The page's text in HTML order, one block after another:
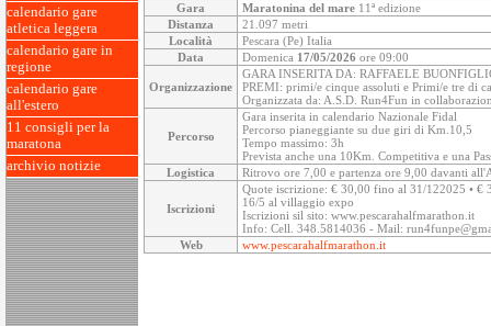
calendario gare
atletica leggera
calendario gare in
regione
calendario gare
all'estero
11 consigli per la
maratona
archivio notizie
Gara Maratonina del mare 11ª edizione
Distanza
21.097 metri
Località
Pescara (Pe) Italia
Data
Domenica 17/05/2026 ore 09:00
Organizzazione
GARA INSERITA DA: RAFFAELE
PREMI: primi/e cinque assoluti e Primi/e tre di
Organizzata da: A.S.D. Run4Fun in
Percorso
Gara inserita in calendario Nazionale Fidal
Percorso pianeggiante su due giri di Km.10,5
Tempo massimo: 3h
Prevista anche una 10Km. Competitiva e una
Logistica
Ritrovo ore 7,00 e partenza ore 9,00 davanti
Iscrizioni
Quote iscrizione: € 30,00 fino al 31/122025 •
16/5 al villaggio expo
Iscrizioni sil sito: www.pescarahalfmarathon.it
Info: Cell. 348.5814036 - Mail:
Web
www.pescarahalfmarathon.it